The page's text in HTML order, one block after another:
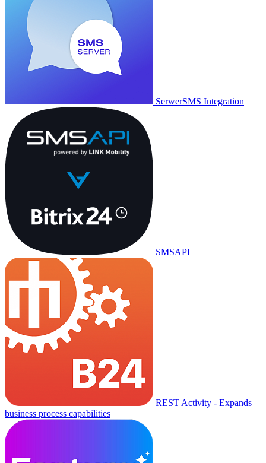
SerwerSMS Integration
SMSAPI
REST Activity - Expands
business process capabilities